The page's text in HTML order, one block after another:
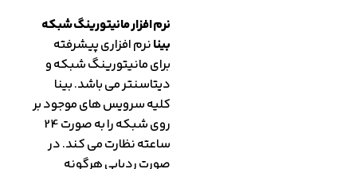
نرم افزار مانیتورینگ شبکه
بينانرم افزاری پيشرفته
براي مانيتورينگ شبکه و
دیتاسنتر می باشد. بينا
کلیه سرویس های موجود بر
روی شبکه را به صورت 24
ساعته نظارت می کند. در
صورت رديابی هرگونه